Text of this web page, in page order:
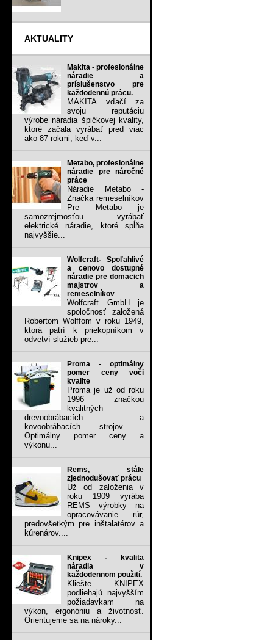
AKTUALITY
Makita - profesionálne
náradie a
príslušenstvo pre
každodennú prácu.
MAKITA vďačí za
svoju reputáciu
výrobe náradia špičkovej kvality,
ktoré začala vyrábať pred viac
ako 87 rokmi, keď v...
Metabo, profesionálne
náradie pre náročné
práce
Náradie Metabo -
Značka remeselníkov
Pre Metabo je
samozrejmosťou vyrábať
elektrické náradie, ktoré spĺňa
najvyššie...
Wolfcraft- Spoľahlivé
a cenovo dostupné
náradie pre domacich
majstrov a
remeselníkov
Wolfcraft GmbH je
spoločnosť založená
Robertom Wolffom v roku 1949,
ktorá patrí k priekopníkom v
odvetví služieb pre...
Proma - optimálny
pomer ceny voči
kvalite
Proma je už od roku
1996 značkou
kvalitných
drevoobrábacích a
kovoobrábacích strojov .
Optimálny pomer ceny a
výkonu...
Rems, stále
zjednodušovať prácu
Už od založenia v
roku 1909 vyrába
REMS výrobky na
opracovávanie rúr,
predovšetkým pre inštalatérov a
kúrenárov....
Knipex - kvalita
náradia v
každodennom použití.
Kliešte KNIPEX
podliehajú najvyšším
požiadavkam na
výkon, ergonóniu a životnosť.
Orientujeme sa na nároky...